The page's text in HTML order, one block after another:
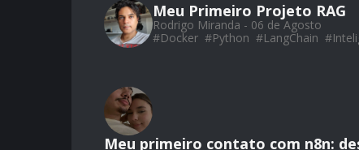
Meu Primeiro Projeto RAG
Rodrigo Miranda - 06 de Agosto
#Docker #Python #LangChain #
Meu primeiro contato com n8n: